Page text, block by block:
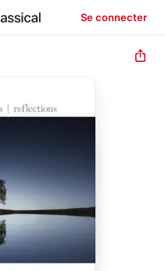
Se connecter